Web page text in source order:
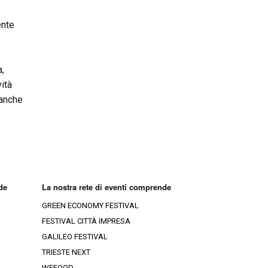
La nostra rete di eventi comprende
GREEN ECONOMY FESTIVAL
FESTIVAL CITTÀ IMPRESA
GALILEO FESTIVAL
TRIESTE NEXT